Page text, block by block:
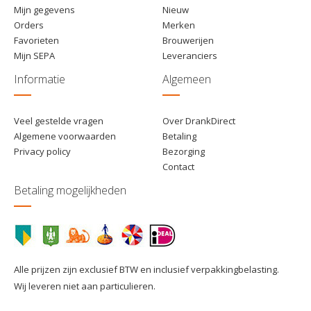
Mijn gegevens
Orders
Favorieten
Mijn SEPA
Nieuw
Merken
Brouwerijen
Leveranciers
Informatie
Veel gestelde vragen
Algemene voorwaarden
Privacy policy
Algemeen
Over DrankDirect
Betaling
Bezorging
Contact
Betaling mogelijkheden
Alle prijzen zijn exclusief BTW en inclusief verpakkingbelasting.
Wij leveren niet aan particulieren.